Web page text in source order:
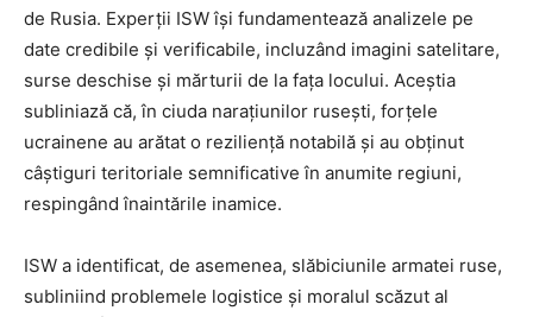
de Rusia. Experții ISW își fundamentează analizele pe
date credibile și verificabile, incluzând imagini satelitare,
surse deschise și mărturii de la fața locului. Aceștia
subliniază că, în ciuda narațiunilor rusești, forțele
ucrainene au arătat o reziliență notabilă și au obținut
câștiguri teritoriale semnificative în anumite regiuni,
respingând înaintările inamice.
ISW a identificat, de asemenea, slăbiciunile armatei ruse,
subliniind problemele logistice și moralul scăzut al